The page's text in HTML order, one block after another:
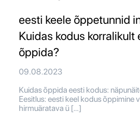
eesti keele õppetunnid
Kuidas kodus korralikult
õppida?
09.08.2023
Kuidas õppida eesti kodus:
Eesitlus: eesti keel kodus õppimine
hirmuäratava ü […]